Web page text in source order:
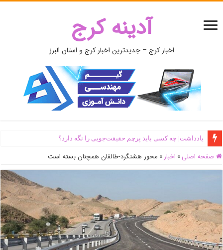
آدینه کرج
اخبار کرج – جدیدترین اخبار کرج و استان البرز
یادداشت| ‌چه کسی باید پرچم حقیقت‌جویی را نگه دارد؟
صفحه اصلی » اخبار » محور هشتگرد-طالقان همچنان بسته است